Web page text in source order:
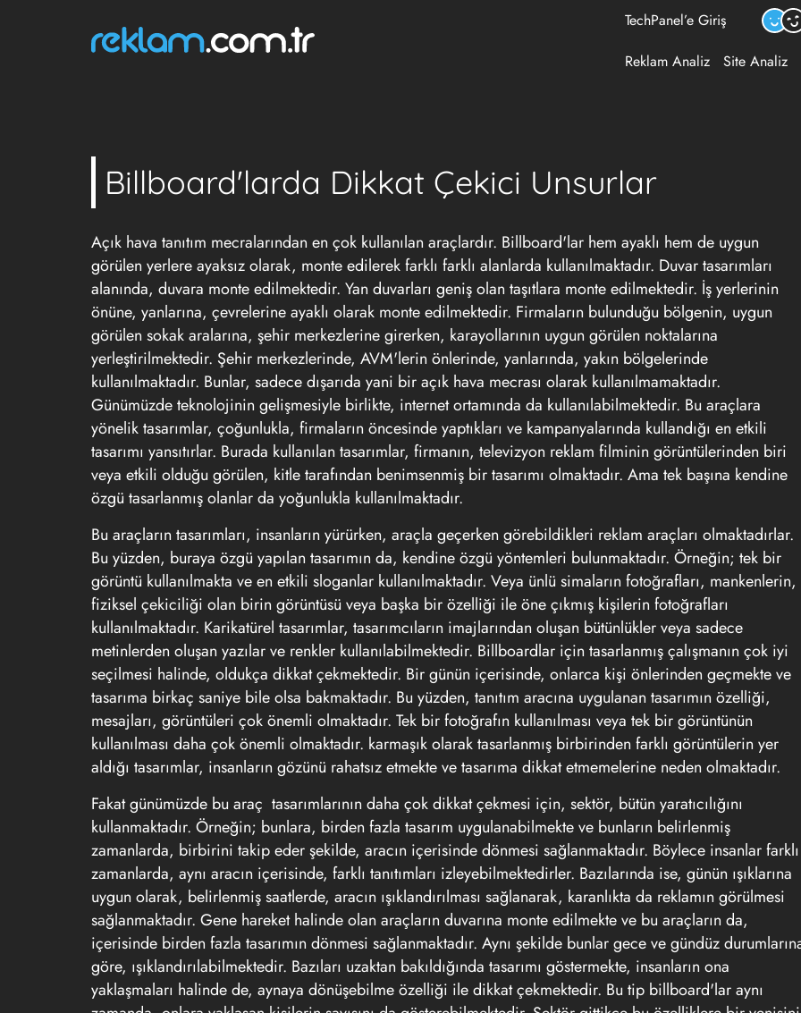
TechPanel’e Giriş
Reklam Analiz
Site Analiz
Billboard'larda Dikkat Çekici Unsurlar
Açık hava tanıtım mecralarından en çok kullanılan araçlardır. Billboard'lar hem ayaklı hem de uygun
görülen yerlere ayaksız olarak, monte edilerek farklı farklı alanlarda kullanılmaktadır. Duvar tasarımları
alanında, duvara monte edilmektedir. Yan duvarları geniş olan taşıtlara monte edilmektedir. İş yerlerinin
önüne, yanlarına, çevrelerine ayaklı olarak monte edilmektedir. Firmaların bulunduğu bölgenin, uygun
görülen sokak aralarına, şehir merkezlerine girerken, karayollarının uygun görülen noktalarına
yerleştirilmektedir. Şehir merkezlerinde, AVM'lerin önlerinde, yanlarında, yakın bölgelerinde
kullanılmaktadır. Bunlar, sadece dışarıda yani bir açık hava mecrası olarak kullanılmamaktadır.
Günümüzde teknolojinin gelişmesiyle birlikte, internet ortamında da kullanılabilmektedir. Bu araçlara
yönelik tasarımlar, çoğunlukla, firmaların öncesinde yaptıkları ve kampanyalarında kullandığı en etkili
tasarımı yansıtırlar. Burada kullanılan tasarımlar, firmanın, televizyon reklam filminin görüntülerinden biri
veya etkili olduğu görülen, kitle tarafından benimsenmiş bir tasarımı olmaktadır. Ama tek başına kendine
özgü tasarlanmış olanlar da yoğunlukla kullanılmaktadır.
Bu araçların tasarımları, insanların yürürken, araçla geçerken görebildikleri reklam araçları olmaktadırlar.
Bu yüzden, buraya özgü yapılan tasarımın da, kendine özgü yöntemleri bulunmaktadır. Örneğin; tek bir
görüntü kullanılmakta ve en etkili sloganlar kullanılmaktadır. Veya ünlü simaların fotoğrafları, mankenlerin,
fiziksel çekiciliği olan birin görüntüsü veya başka bir özelliği ile öne çıkmış kişilerin fotoğrafları
kullanılmaktadır. Karikatürel tasarımlar, tasarımcıların imajlarından oluşan bütünlükler veya sadece
metinlerden oluşan yazılar ve renkler kullanılabilmektedir. Billboardlar için tasarlanmış çalışmanın çok iyi
seçilmesi halinde, oldukça dikkat çekmektedir. Bir günün içerisinde, onlarca kişi önlerinden geçmekte ve
tasarıma birkaç saniye bile olsa bakmaktadır. Bu yüzden, tanıtım aracına uygulanan tasarımın özelliği,
mesajları, görüntüleri çok önemli olmaktadır. Tek bir fotoğrafın kullanılması veya tek bir görüntünün
kullanılması daha çok önemli olmaktadır. karmaşık olarak tasarlanmış birbirinden farklı görüntülerin yer
aldığı tasarımlar, insanların gözünü rahatsız etmekte ve tasarıma dikkat etmemelerine neden olmaktadır.
Fakat günümüzde bu araç tasarımlarının daha çok dikkat çekmesi için, sektör, bütün yaratıcılığını
kullanmaktadır. Örneğin; bunlara, birden fazla tasarım uygulanabilmekte ve bunların belirlenmiş
zamanlarda, birbirini takip eder şekilde, aracın içerisinde dönmesi sağlanmaktadır. Böylece insanlar farklı
zamanlarda, aynı aracın içerisinde, farklı tanıtımları izleyebilmektedirler. Bazılarında ise, günün ışıklarına
uygun olarak, belirlenmiş saatlerde, aracın ışıklandırılması sağlanarak, karanlıkta da reklamın görülmesi
sağlanmaktadır. Gene hareket halinde olan araçların duvarına monte edilmekte ve bu araçların da,
içerisinde birden fazla tasarımın dönmesi sağlanmaktadır. Aynı şekilde bunlar gece ve gündüz
göre, ışıklandırılabilmektedir. Bazıları uzaktan bakıldığında tasarımı göstermekte, insanların ona
yaklaşmaları halinde de, aynaya dönüşebilme özelliği ile dikkat çekmektedir. Bu tip billboard'laraynı